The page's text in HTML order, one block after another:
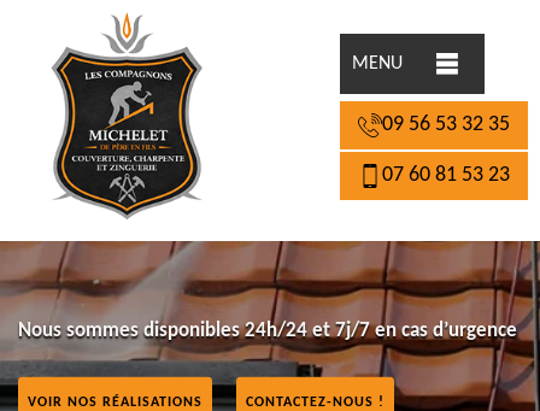
MENU
09 56 53 32 35
07 60 81 53 23
Nous sommes disponibles 24h/24 et 7j/7 en cas d’urgence
VOIR NOS RÉALISATIONS CONTACTEZ-NOUS !